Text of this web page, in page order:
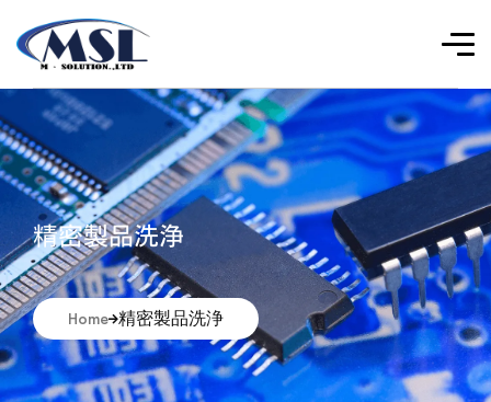
精密製品洗浄
Home 精密製品洗浄